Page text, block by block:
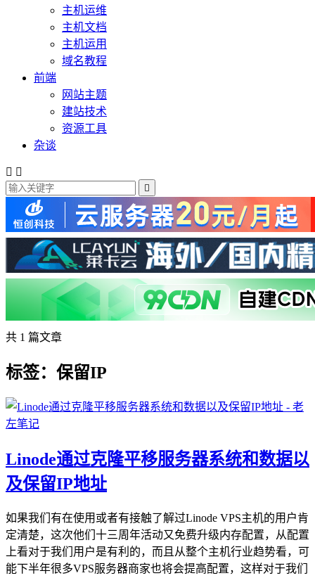
主机运维
主机文档
主机运用
域名教程
前端
网站主题
建站技术
资源工具
杂谈
 

共 1 篇文章
标签：保留IP
Linode通过克隆平移服务器系统和数据以
及保留IP地址
如果我们有在使用或者有接触了解过Linode VPS主机的用户肯
定清楚，这次他们十三周年活动又免费升级内存配置，从配置
上看对于我们用户是有利的，而且从整个主机行业趋势看，可
能下半年很多VPS服务器商家也将会提高配置，这样对于我们